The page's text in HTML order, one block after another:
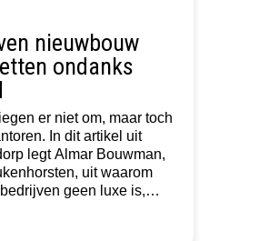
nieuwbouw
ondanks
er niet om, maar toch
In dit artikel uit
legt Almar Bouwman,
uit waarom
geen luxe is,
met structurele